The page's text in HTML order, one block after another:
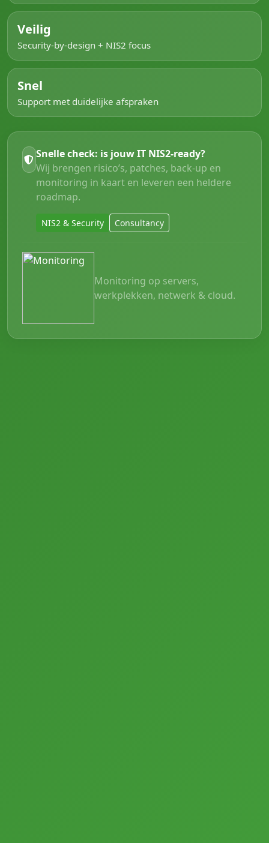
Veilig
Security-by-design + NIS2 focus
Snel
Support met duidelijke afspraken
Snelle check: is jouw IT NIS2-ready?
Wij brengen risico’s, patches, back-up en
monitoring in kaart en leveren een heldere
roadmap.
NIS2 & Security Consultancy
Monitoring op servers,
werkplekken, netwerk & cloud.